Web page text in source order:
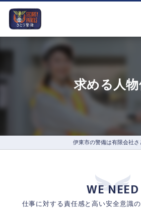
求める人
伊東市の警備は有限会社
仕事に対する責任感と高い安全意識
WE NEED